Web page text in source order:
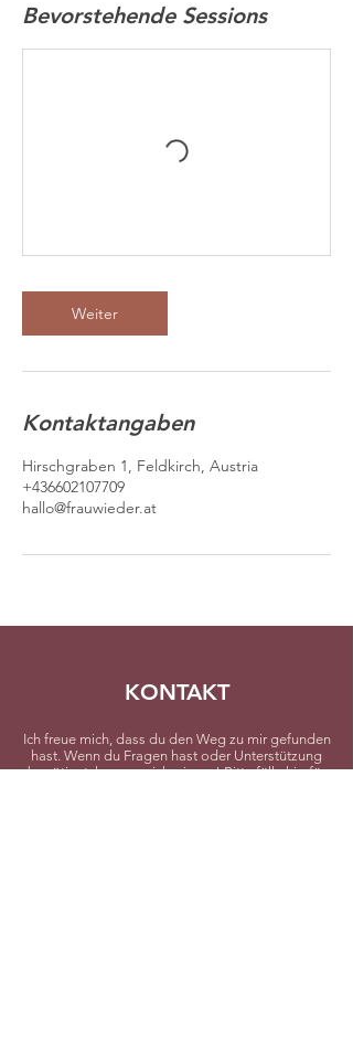
Bevorstehende Sessions
Weiter
Kontaktangaben
Hirschgraben 1, Feldkirch, Austria
+436602107709
hallo@frauwieder.at
KONTAKT
Ich freue mich, dass du den Weg zu mir gefunden
hast. Wenn du Fragen hast oder Unterstützung
benötigst, lass es mich wissen! Bitte fülle hierfür